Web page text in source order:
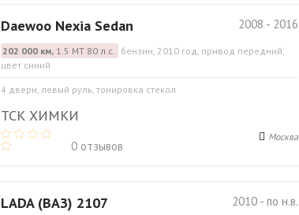
2008 - 2016
Daewoo Nexia Sedan
202 000 км,1.5 МТ 80 л.с. бензин, 2010 год, привод передний,
цвет синий
4 двери, левый руль, тонировка стекол
ТСК ХИМКИ
0 отзывов
Москва
2010 - по н.в.
LADA (ВАЗ) 2107